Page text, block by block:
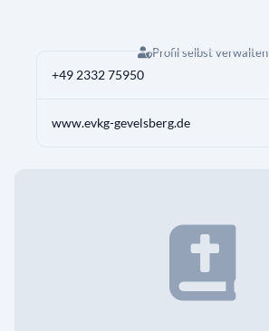
Profil selbst verwalten
+49 2332 75950
www.evkg-gevelsberg.de